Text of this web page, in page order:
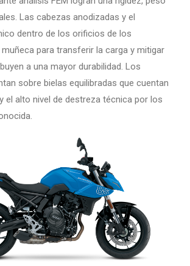
Las cabezas anodizadas y el
dentro de los orificios de los
para transferir la carga y mitigar
a una mayor durabilidad. Los
sobre bielas equilibradas que cuentan
el alto nivel de destreza técnica por los